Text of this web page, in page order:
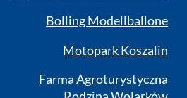
Bolling Modellballone
Motopark Koszalin
Farma Agroturystyczna